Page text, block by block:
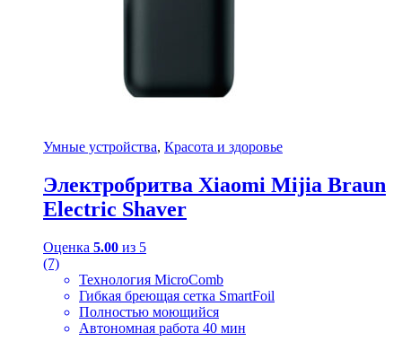
Умные устройства, Красота и здоровье
Электробритва Xiaomi Mijia Braun
Electric Shaver
Оценка 5.00 из 5
(7)
Технология MicroComb
Гибкая бреющая сетка SmartFoil
Полностью моющийся
Автономная работа 40 мин